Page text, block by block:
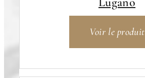
Voir le produit